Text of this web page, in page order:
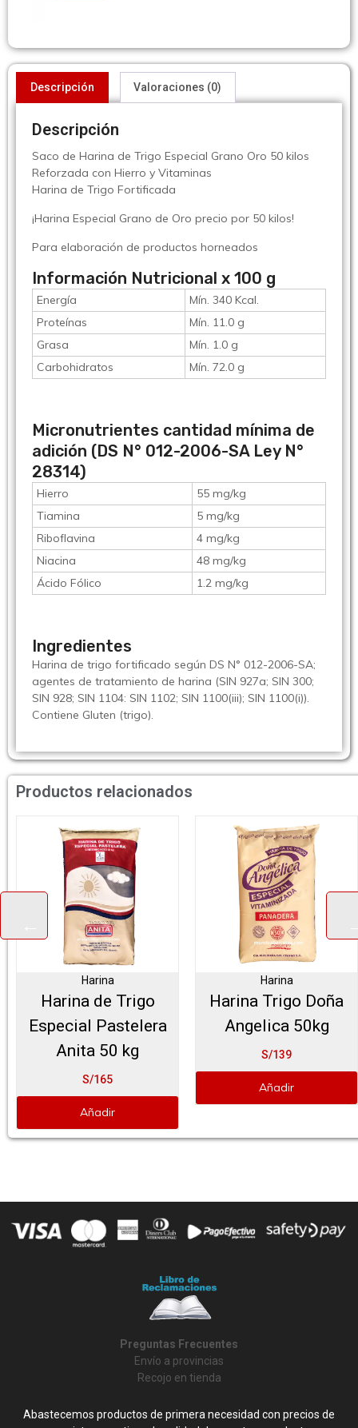
Descripción Valoraciones (0)
Descripción
Saco de Harina de Trigo Especial Grano Oro 50 kilos
Reforzada con Hierro y Vitaminas
Harina de Trigo Fortificada
¡Harina Especial Grano de Oro precio por 50 kilos!
Para elaboración de productos horneados
Información Nutricional x 100 g
Energía
Mín. 340 Kcal.
Proteínas
Mín. 11.0 g
Grasa
Mín. 1.0 g
Carbohidratos
Mín. 72.0 g
Micronutrientes cantidad mínima de
adición (DS N° 012-2006-SA Ley N°
28314)
Hierro
55 mg/kg
Tiamina
5 mg/kg
Riboflavina
4 mg/kg
Niacina
48 mg/kg
Ácido Fólico
1.2 mg/kg
Ingredientes
Harina de trigo fortificado según DS N° 012-2006-SA;
agentes de tratamiento de harina (SIN 927a; SIN 300;
SIN 928; SIN 1104: SIN 1102; SIN 1100(iii); SIN 1100(i)).
Contiene Gluten (trigo).
Productos relacionados
Harina
Harina de Trigo
Especial Pastelera
Anita 50 kg
S/165
Añadir
Harina
Harina Trigo Doña
Angelica 50kg
S/139
Añadir
Preguntas Frecuentes
Envío a provincias
Recojo en tienda
Abastecemos productos de primera necesidad con precios de